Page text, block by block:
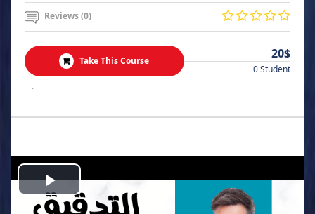
Reviews (0)
Take This Course 20$
0 Student
.
Play